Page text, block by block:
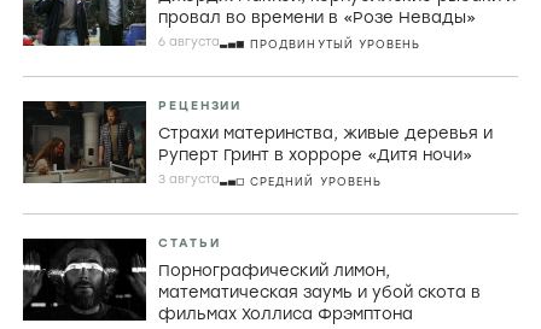
провал во времени в «Розе Невады»
6 августа ПРОДВИНУТЫЙ УРОВЕНЬ
РЕЦЕНЗИИ
Страхи материнства, живые деревья и
Руперт Гринт в хорроре «Дитя ночи»
3 августа СРЕДНИЙ УРОВЕНЬ
СТАТЬИ
Порнографический лимон,
математическая заумь и убой скота в
фильмах Холлиса Фрэмптона